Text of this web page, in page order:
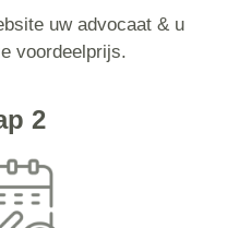
uw advocaat & u
voordeelprijs.
2